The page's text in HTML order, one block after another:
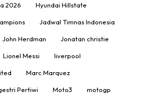
2026 Hyundai Hillstate
Jadwal Timnas Indonesia
John Herdman Jonatan christie
Lionel Messi liverpool
Marc Marquez
Pertiwi Moto3 motogp